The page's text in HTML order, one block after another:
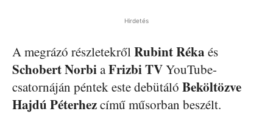
Hirdetés
A megrázó részletekrőlRubint Réka és
Schobert NorbiaFrizbi TVYouTube-
csatornáján péntek este debütáló Beköltözve
Hajdú Péterhezcímű műsorban beszélt.